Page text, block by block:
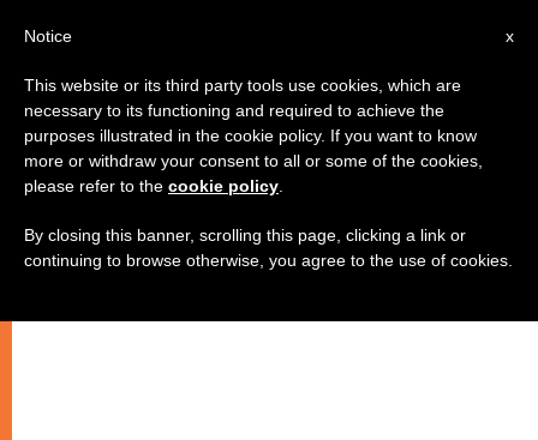
x
Notice
This website or its third party tools use cookies, which are
necessary to its functioning and required to achieve the
purposes illustrated in the cookie policy. If you want to know
more or withdraw your consent to all or some of the cookies,
please refer to the cookie policy
By closing this banner, scrolling this page, clicking a link or
continuing to browse otherwise, you agree to the use of cookies.